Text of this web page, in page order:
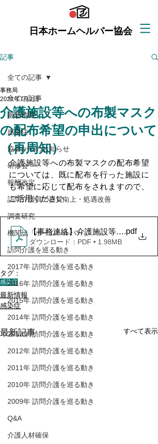
日本ホームヘルパー協会
記事
全ての記事
最新情報
感染症
協会からのお知らせ
研修会
報酬改定
訪問介護員の資質向上・処遇改善
調査研究
機関誌「ホームヘルパー」
訪問介護を巡る動き
2017年 訪問介護を巡る動き
2016年 訪問介護を巡る動き
2015年 訪問介護を巡る動き
2014年 訪問介護を巡る動き
2013年 訪問介護を巡る動き
2012年 訪問介護を巡る動き
2011年 訪問介護を巡る動き
2010年 訪問介護を巡る動き
2009年 訪問介護を巡る動き
Q&A
介護人材確保
全ての記事
介護施設等への布製マスク
の配布希望の申出について
（再周知）
事務局
2021年7月2日
介護施設等への布製マスクの配布希望
については、既に配布を行った施設に
も希望に応じて配布をされますので、
ご活用ください。
【事務連絡】介護施設等への布製
.pdf
ダウンロード：PDF • 1.98MB
タグ：
感染症
最新情報
感染症
最新記事 すべて表示